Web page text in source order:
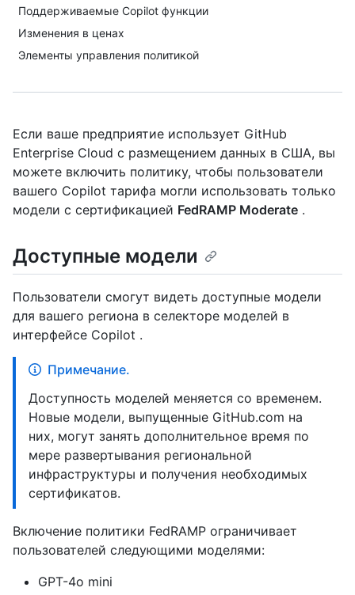
Поддерживаемые Copilot функции
Изменения в ценах
Элементы управления политикой
Если ваше предприятие использует GitHub
Enterprise Cloud с размещением данных в США, вы
можете включить политику, чтобы пользователи
вашего Copilot тарифа могли использовать только
модели с сертификацией FedRAMP Moderate .
Доступные модели
Пользователи смогут видеть доступные модели
для вашего региона в селекторе моделей в
интерфейсе Copilot .
Примечание.
Доступность моделей меняется со временем.
Новые модели, выпущенные GitHub.com на
них, могут занять дополнительное время по
мере развертывания региональной
инфраструктуры и получения необходимых
сертификатов.
Включение политики FedRAMP ограничивает
пользователей следующими моделями:
GPT-4o mini